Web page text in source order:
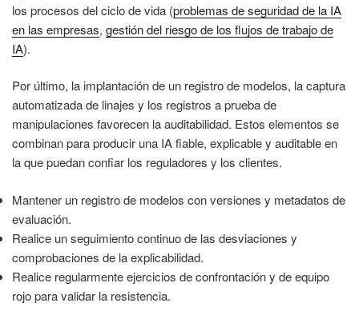
los procesos del ciclo de vida (problemas de seguridad de la IA
en las empresas, gestión del riesgo de los flujos de trabajo de
IA).
Por último, la implantación de un registro de modelos, la captura
automatizada de linajes y los registros a prueba de
manipulaciones favorecen la auditabilidad. Estos elementos se
combinan para producir una IA fiable, explicable y auditable en
la que puedan confiar los reguladores y los clientes.
Mantener un registro de modelos con versiones y metadatos de
evaluación.
Realice un seguimiento continuo de las desviaciones y
comprobaciones de la explicabilidad.
Realice regularmente ejercicios de confrontación y de equipo
rojo para validar la resistencia.